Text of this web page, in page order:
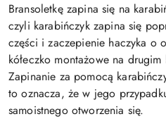
Bransoletkę zapina się na
czyli karabińczyk zapina się
części i zaczepienie haczyka o
kółeczko montażowe na
Zapinanie za pomocą
to oznacza, że w jego
samoistnego otworzenia się.